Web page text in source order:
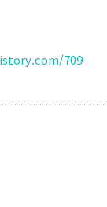
709